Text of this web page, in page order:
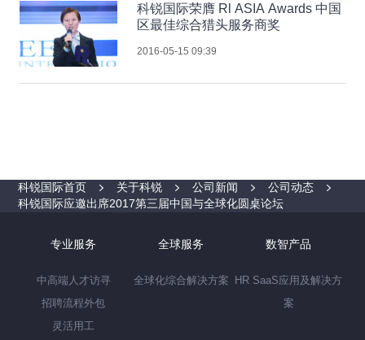
科锐国际荣膺 Rl ASIA Awards 中国
区最佳综合猎头服务商奖
2016-05-15 09:39
科锐国际首页 关于科锐 公司新闻
公司动态
科锐国际应邀出席2017第三届中国与全球化圆桌论坛
专业服务
中高端人才访寻
招聘流程外包
灵活用工
全球服务
全球化综合解决方案
数智产品
HR SaaS应用及解决方
案